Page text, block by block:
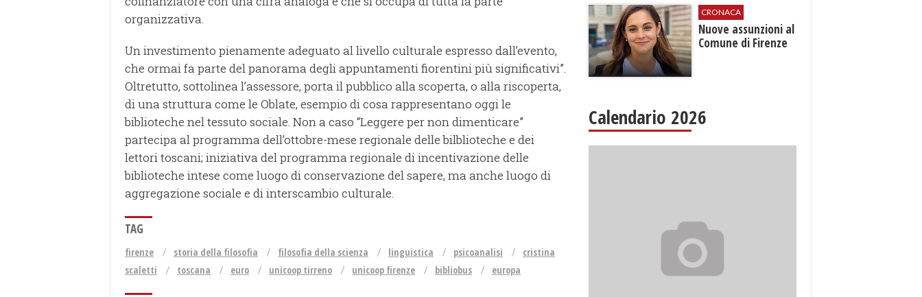
organizzativa.
Un investimento pienamente adeguato al livello culturale espresso dall’evento,
che ormai fa parte del panorama degli appuntamenti fiorentini più significativi”.
Oltretutto, sottolinea l’assessore, porta il pubblico alla scoperta, o alla riscoperta,
di una struttura come le Oblate, esempio di cosa rappresentano oggi le
biblioteche nel tessuto sociale. Non a caso “Leggere per non dimenticare”
partecipa al programma dell’ottobre-mese regionale delle bilblioteche e dei
lettori toscani; iniziativa del programma regionale di incentivazione delle
biblioteche intese come luogo di conservazione del sapere, ma anche luogo di
aggregazione sociale e di interscambio culturale.
TAG
firenze storia della filosofia filosofia della scienza linguistica psicoanalisi
cristina
scaletti
toscana euro unicoop tirreno unicoop firenze bibliobus europa
CRONACA
Nuove assunzioni al
Comune di Firenze
Calendario 2026